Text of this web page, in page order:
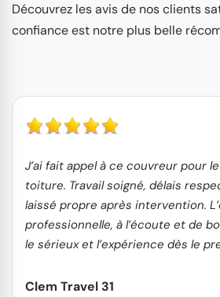
Découvrez les avis de nos clients
confiance est notre plus belle
J’ai fait appel à ce couvreur pour
toiture. Travail soigné, délais
laissé propre après intervention.
professionnelle, à l’écoute et de
le sérieux et l’expérience dès le
Clem Travel 31